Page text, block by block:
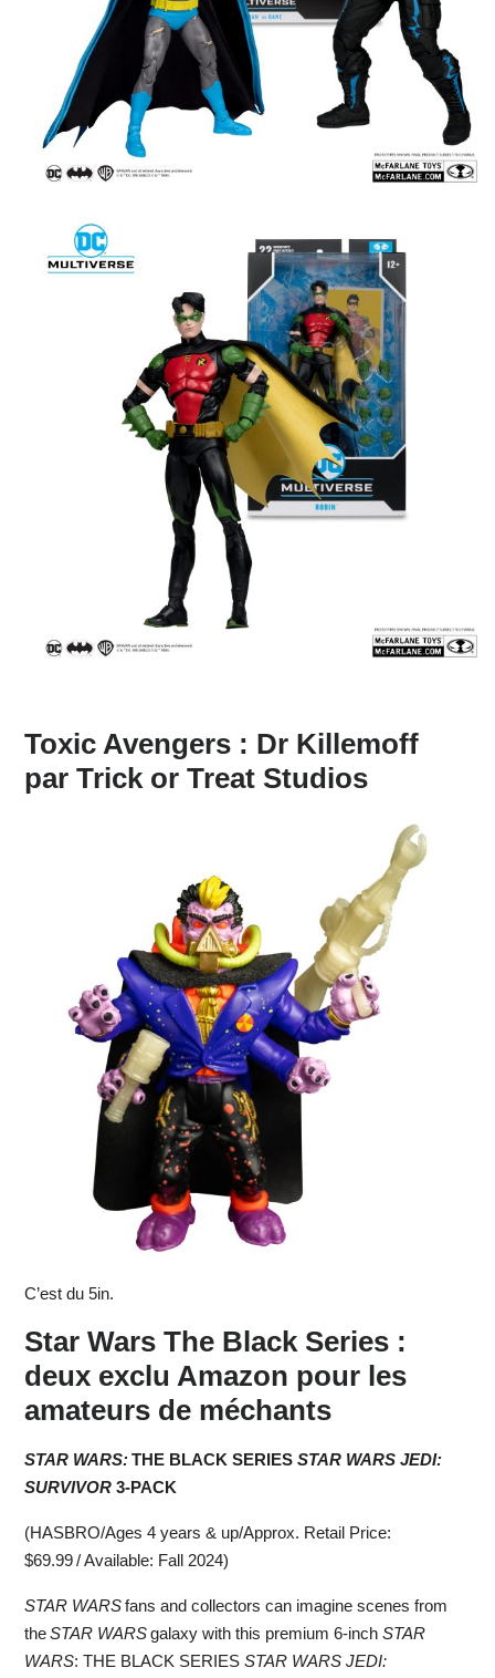
Toxic Avengers : Dr Killemoff
par Trick or Treat Studios
C’est du 5in.
Star Wars The Black Series :
deux exclu Amazon pour les
amateurs de méchants
STAR WARS:THE BLACK SERIES STAR WARS JEDI:
SURVIVOR 3-PACK
(HASBRO/Ages 4 years & up/Approx. Retail Price:
$69.99 / Available: Fall 2024)
STAR WARSfans and collectors can imagine scenes from
theSTAR WARSgalaxy with this premium 6-inch STAR
WARS: THE BLACK SERIES STAR WARS JEDI: